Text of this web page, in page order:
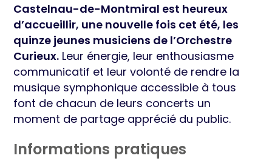
Castelnau-de-Montmiral est heureux
d’accueillir, une nouvelle fois cet été, les
quinze jeunes musiciens de l’Orchestre
Curieux. Leur énergie, leur enthousiasme
communicatif et leur volonté de rendre la
musique symphonique accessible à tous
font de chacun de leurs concerts un
moment de partage apprécié du public.
Informations pratiques